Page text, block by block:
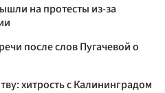
на протесты из-за
после слов Пугачевой о
хитрость с Калининградом